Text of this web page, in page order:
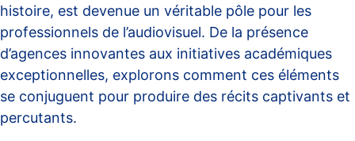
histoire, est devenue un véritable pôle pour les
professionnels de l’audiovisuel. De la présence
d’agences innovantes aux initiatives académiques
exceptionnelles, explorons comment ces éléments
se conjuguent pour produire des récits captivants et
percutants.